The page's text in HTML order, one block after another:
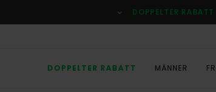
DOPPELTER RABATT
DOPPELTER RABATT MÄNNER